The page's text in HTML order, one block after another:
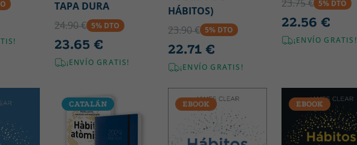
TAPA DURA
24.90 € 5% DTO
23.65 €
¡ENVÍO GRATIS!
HÁBITOS)
23.90 € 5% DTO
22.71 €
¡ENVÍO GRATIS!
23.75 € 5% DTO
22.56 €
¡ENVÍO GRATIS!
CATALÁN EBOOK EBOOK